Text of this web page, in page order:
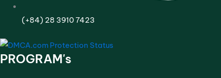
(+84) 28 3910 7423
PROGRAM's